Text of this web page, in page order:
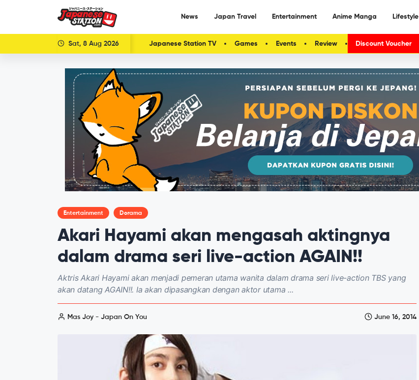
News Japan Travel Entertainment Anime Manga Lifestyle
Sat, 8 Aug 2026 Japanese Station TV Games Events Review Discount Voucher
Entertainment Dorama
Akari Hayami akan mengasah aktingnya
dalam drama seri live-action AGAIN!!
Aktris Akari Hayami akan menjadi pemeran utama wanita dalam drama seri live-action TBS yang
akan datang AGAIN!!. Ia akan dipasangkan dengan aktor utama ...
Mas Joy - Japan On You June 16, 2014